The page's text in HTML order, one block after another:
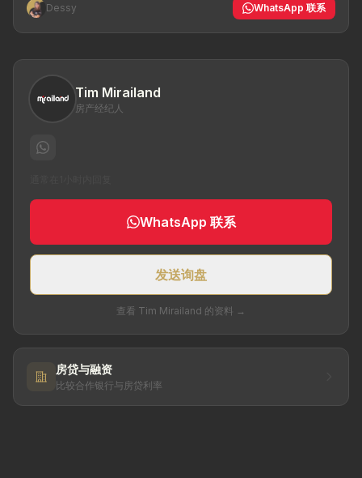
Dessy WhatsApp 联系
Tim Mirailand
房产经纪人
WhatsApp 联系
发送询盘
查看 Tim Mirailand 的资料 →
房贷与融资
比较合作银行与房贷利率